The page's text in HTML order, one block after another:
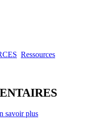
Ressources